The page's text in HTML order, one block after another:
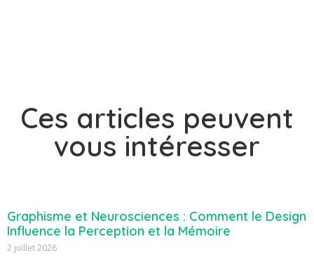
Ces articles peuvent
vous intéresser
Graphisme et Neurosciences : Comment le Design
Influence la Perception et la Mémoire
2 juillet 2026